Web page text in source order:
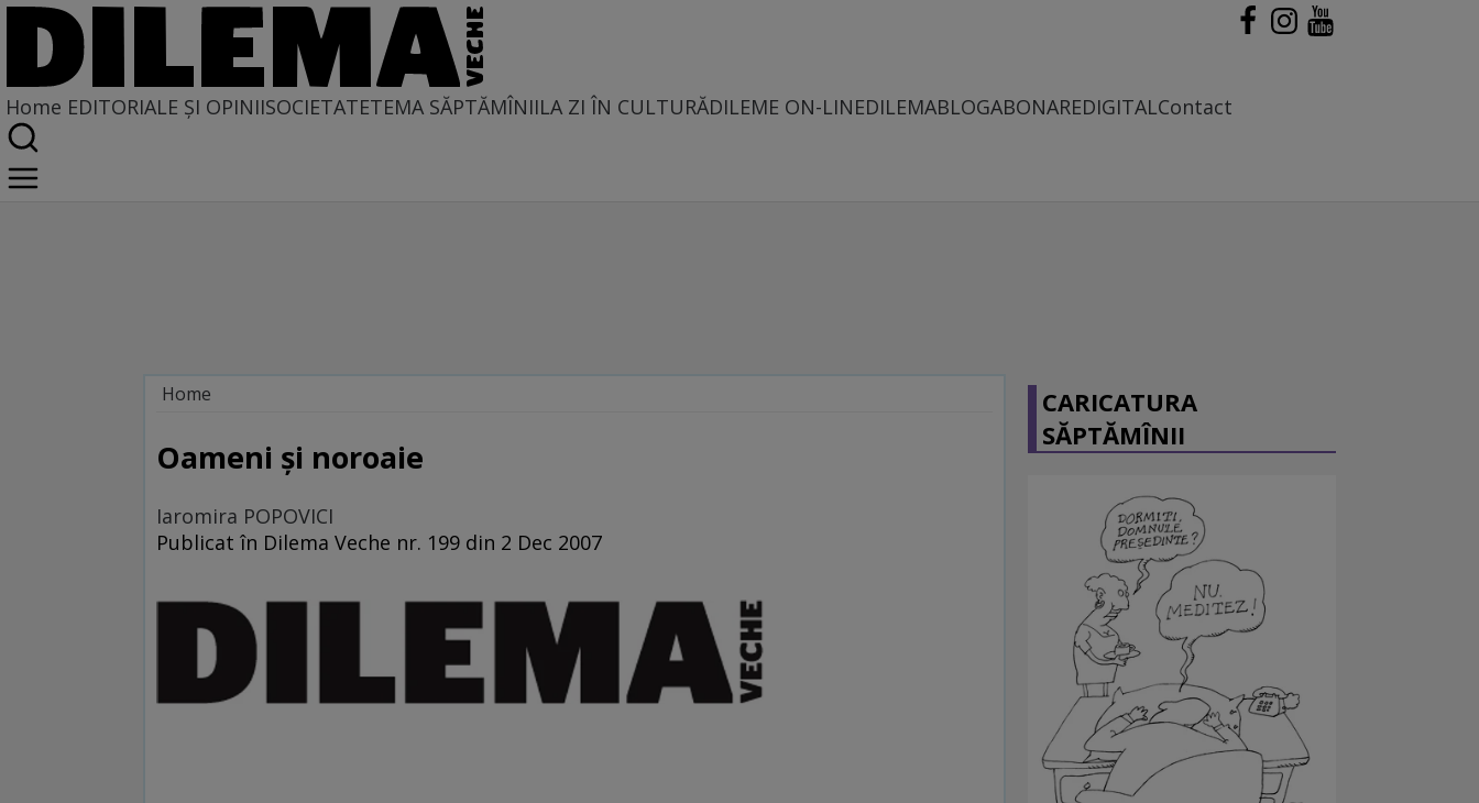
Home EDITORIALE ȘI OPINIISOCIETATETEMA SĂPTĂMÎNIILA ZI ÎN CULTURĂDILEME ON-LINEDILEMABLOGABONAREDIGITALContact
Home
Oameni şi noroaie
Iaromira POPOVICI
Publicat în Dilema Veche nr. 199 din 2 Dec 2007
CARICATURA
SĂPTĂMÎNII